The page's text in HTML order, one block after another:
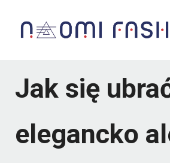
Jak się
elegancko